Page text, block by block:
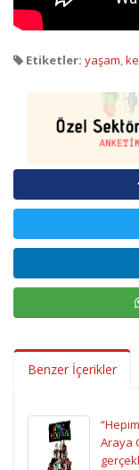
Etiketler: yaşam,
Benzer İçerikler
Araya